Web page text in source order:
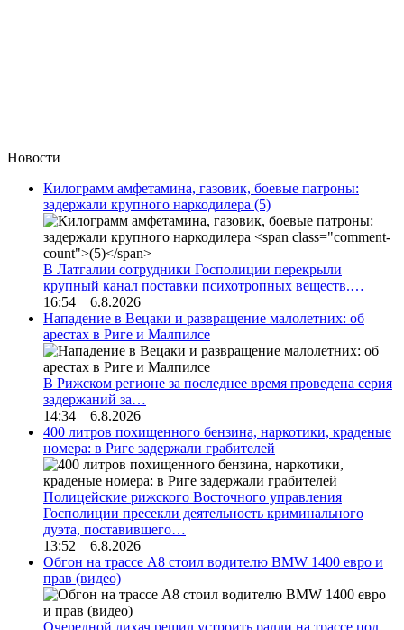
Новости
Килограмм амфетамина, газовик, боевые патроны:
задержали крупного наркодилера (5)
В Латгалии сотрудники Госполиции перекрыли
крупный канал поставки психотропных веществ.…
16:54 6.8.2026
Нападение в Вецаки и развращение малолетних: об
арестах в Риге и Малпилсе
В Рижском регионе за последнее время проведена серия
задержаний за…
14:34 6.8.2026
400 литров похищенного бензина, наркотики, краденые
номера: в Риге задержали грабителей
Полицейские рижского Восточного управления
Госполиции пресекли деятельность криминального
дуэта, поставившего…
13:52 6.8.2026
Обгон на трассе А8 стоил водителю BMW 1400 евро и
прав (видео)
Очередной лихач решил устроить ралли на трассе под